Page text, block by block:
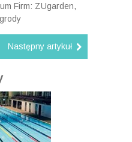
Firm: ZUgarden,
Następny artykuł